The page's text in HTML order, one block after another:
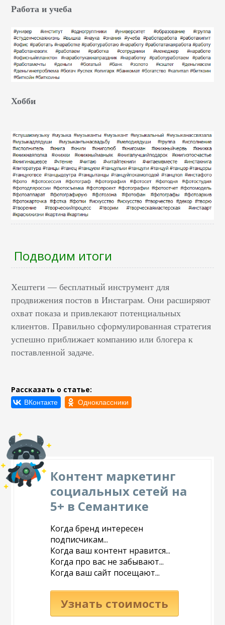
Работа и учеба
Хобби
Подводим итоги
Хештеги — бесплатный инструмент для
продвижения постов в Инстаграм. Они расширяют
охват показа и привлекают потенциальных
клиентов. Правильно сформулированная стратегия
успешно приближает компанию или блогера к
поставленной задаче.
Рассказать о статье:
Контент маркетинг
социальных сетей на
5+ в Семантике
Когда бренд интересен
подписчикам...
Когда ваш контент нравится...
Когда про вас не забывают...
Когда ваш сайт посещают...
Узнать стоимость